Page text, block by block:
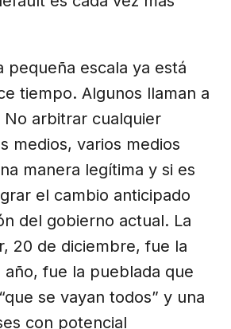
pequeña escala ya está
tiempo. Algunos llaman a
No arbitrar cualquier
medios, varios medios
manera legítima y si es
el cambio anticipado
del gobierno actual. La
20 de diciembre, fue la
año, fue la pueblada que
se vayan todos” y una
con potencial